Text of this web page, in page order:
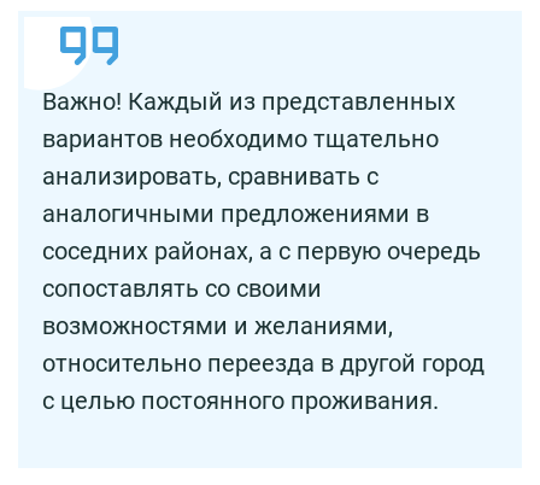
Важно! Каждый из представленных
вариантов необходимо тщательно
анализировать, сравнивать с
аналогичными предложениями в
соседних районах, а с первую очередь
сопоставлять со своими
возможностями и желаниями,
относительно переезда в другой город
с целью постоянного проживания.